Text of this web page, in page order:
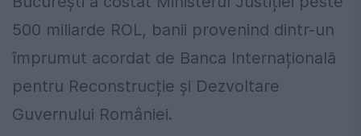
500 miliarde ROL, banii provenind dintr-un
împrumut acordat de Banca Internațională
pentru Reconstrucție și Dezvoltare
Guvernului României.